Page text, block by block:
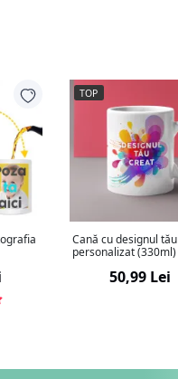
TOP
Cană cu designul tău
personalizat (330ml)
50,99 Lei